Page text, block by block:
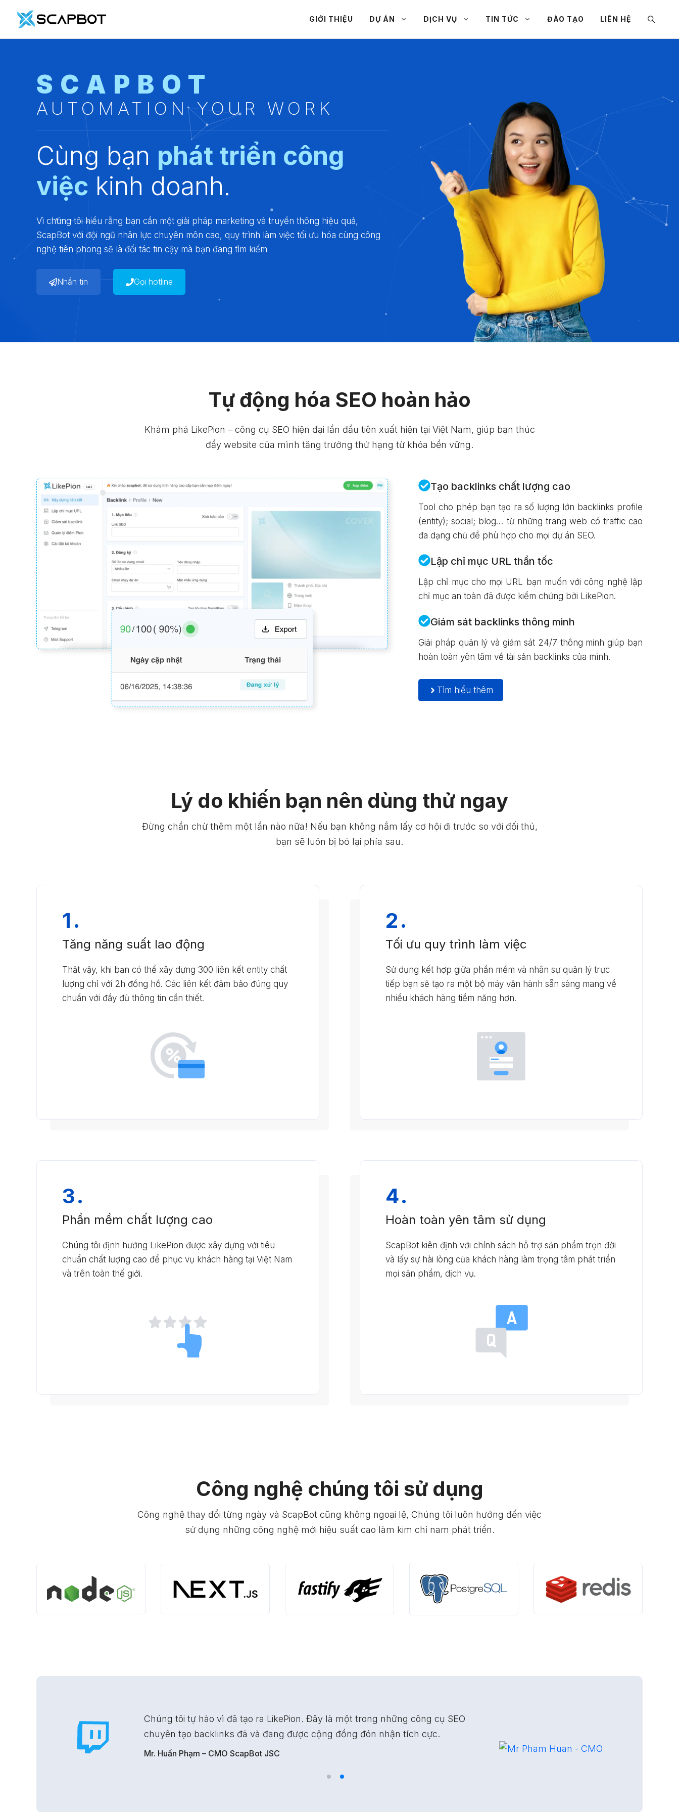
nội
GIỚI THIỆU DỰ ÁN DỊCH VỤ TIN TỨC ĐÀO TẠO LIÊN HỆ
SCAPBOT
AUTOMATION YOUR WORK
Cùng bạn phát triển công
việc kinh doanh.
Vì chúng tôi hiểu rằng bạn cần một giải pháp marketing và truyền thông hiệu quả,
ScapBot với đội ngũ nhân lực chuyên môn cao, quy trình làm việc tối ưu hóa cùng công
nghệ tiên phong sẽ là đối tác tin cậy mà bạn đang tìm kiếm
Nhắn tin Gọi hotline
Tự động hóa SEO hoàn hảo
Khám phá LikePion – công cụ SEO hiện đại lần đầu tiên xuất hiện tại Việt Nam, giúp bạn thúc
đẩy website của mình tăng trưởng thứ hạng từ khóa bền vững.
Tạo backlinks chất lượng cao
Tool cho phép bạn tạo ra số lượng lớn backlinks profile
(entity); social; blog… từ những trang web có traffic cao
đa dạng chủ đề phù hợp cho mọi dự án SEO.
Lập chỉ mục URL thần tốc
Lập chỉ mục cho mọi URL bạn muốn với công nghệ lập
chỉ mục an toàn đã được kiểm chứng bởi LikePion.
Giám sát backlinks thông minh
Giải pháp quản lý và giám sát 24/7 thông minh giúp bạn
hoàn toàn yên tâm về tài sản backlinks của mình.
Tìm hiểu thêm
Lý do khiến bạn nên dùng thử ngay
Đừng chần chừ thêm một lần nào nữa! Nếu bạn không nắm lấy cơ hội đi trước so với đối thủ,
bạn sẽ luôn bị bỏ lại phía sau.
1.
Tăng năng suất lao động
Thật vậy, khi bạn có thể xây dựng 300 liên kết entity chất
lượng chỉ với 2h đồng hồ. Các liên kết đảm bảo đúng quy
chuẩn với đầy đủ thông tin cần thiết.
2.
Tối ưu quy trình làm việc
Sử dụng kết hợp giữa phần mềm và nhân sự quản lý trực
tiếp bạn sẽ tạo ra một bộ máy vận hành sẵn sàng mang về
nhiều khách hàng tiềm năng hơn.
3.
Phần mềm chất lượng cao
Chúng tôi định hướng LikePion được xây dựng với tiêu
chuẩn chất lượng cao để phục vụ khách hàng tại Việt Nam
và trên toàn thế giới.
4.
Hoàn toàn yên tâm sử dụng
ScapBot kiên định với chính sách hỗ trợ sản phẩm trọn đời
và lấy sự hài lòng của khách hàng làm trọng tâm phát triển
mọi sản phẩm, dịch vụ.
Công nghệ chúng tôi sử dụng
Công nghệ thay đổi từng ngày và ScapBot cũng không ngoại lệ, Chúng tôi luôn hướng đến việc
sử dụng những công nghệ mới hiệu suất cao làm kim chỉ nam phát triển.
một trong những công cụ SEO
đồng đón nhận tích cực.
Điểm khác biệt lớn nhất ở phần mềm SEO LikePion do ScapBot phát triển so
với các đối thủ cạnh tranh nằm gọn trong hai chữ “